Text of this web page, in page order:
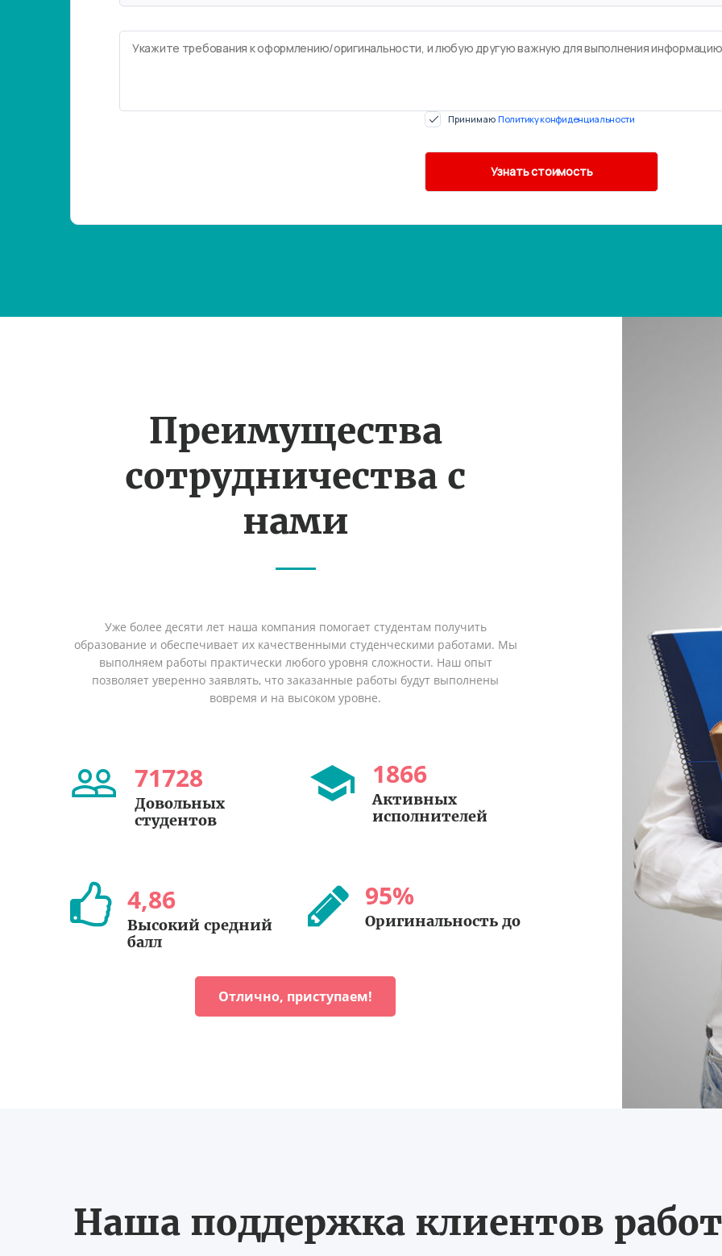
Принимаю Политику конфиденциальности
Преимущества
сотрудничества с
нами
Уже более десяти лет наша компания помогает студентам получить
образование и обеспечивает их качественными студенческими работами. Мы
выполняем работы практически любого уровня сложности. Наш опыт
позволяет уверенно заявлять, что заказанные работы будут выполнены
вовремя и на высоком уровне.
71728
Довольных
студентов
1866
Активных
исполнителей
4,86
Высокий средний
балл
95%
Оригинальность до
Отлично, приступаем!
Наша поддержка клиентов